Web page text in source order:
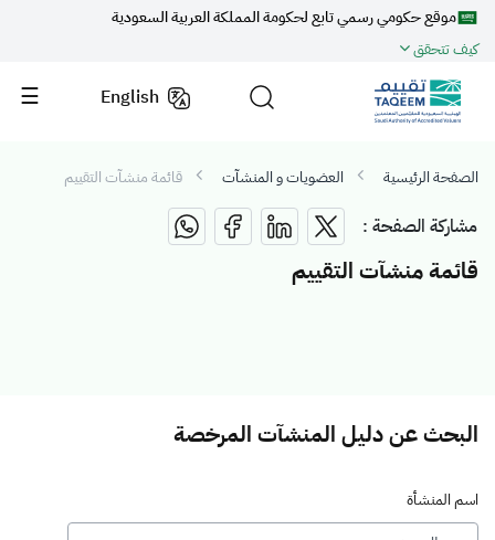
موقع حكومي رسمي تابع لحكومة المملكة العربية السعودية
كيف تتحقق
English
الصفحة الرئيسية العضويات و المنشآت قائمة منشآت التقييم
مشاركة الصفحة :
قائمة منشآت التقييم
البحث عن دليل المنشآت المرخصة
اسم المنشأة